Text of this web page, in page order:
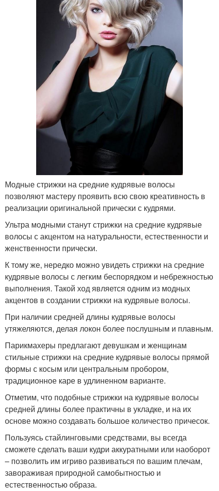
Модные стрижки на средние кудрявые волосы
позволяют мастеру проявить всю свою креативность в
реализации оригинальной прически с кудрями.
Ультра модными станут стрижки на средние кудрявые
волосы с акцентом на натуральности, естественности и
женственности прически.
К тому же, нередко можно увидеть стрижки на средние
кудрявые волосы с легким беспорядком и небрежностью
выполнения. Такой ход является одним из модных
акцентов в создании стрижки на кудрявые волосы.
При наличии средней длины кудрявые волосы
утяжеляются, делая локон более послушным и плавным.
Парикмахеры предлагают девушкам и женщинам
стильные стрижки на средние кудрявые волосы прямой
формы с косым или центральным пробором,
традиционное каре в удлиненном варианте.
Отметим, что подобные стрижки на кудрявые волосы
средней длины более практичны в укладке, и на их
основе можно создавать большое количество причесок.
Пользуясь стайлинговыми средствами, вы всегда
сможете сделать ваши кудри аккуратными или наоборот
– позволить им игриво развиваться по вашим плечам,
завораживая природной самобытностью и
естественностью образа.